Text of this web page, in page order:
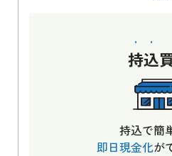
持込
持込で簡
即日現金化が